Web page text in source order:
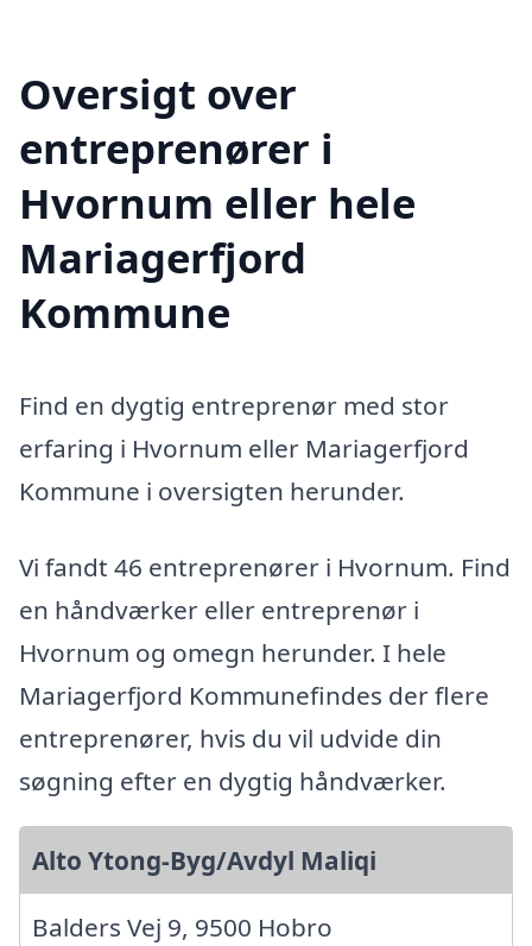
Oversigt over
entreprenører i
Hvornum eller hele
Mariagerfjord
Kommune
Find en dygtig entreprenør med stor
erfaring i Hvornum eller Mariagerfjord
Kommune i oversigten herunder.
Vi fandt 46 entreprenører i Hvornum. Find
en håndværker eller entreprenør i
Hvornum og omegn herunder. I hele
Mariagerfjord Kommunefindes der flere
entreprenører, hvis du vil udvide din
søgning efter en dygtig håndværker.
Alto Ytong-Byg/Avdyl Maliqi
Balders Vej 9, 9500 Hobro